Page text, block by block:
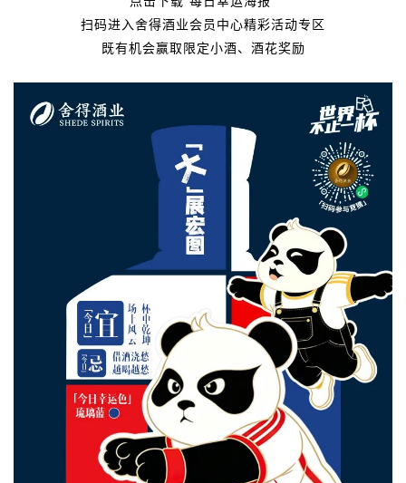
扫码进入舍得酒业会员中心精彩活动专区
既有机会赢取限定小酒、酒花奖励